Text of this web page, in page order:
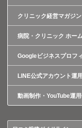
クリニック経営マガジン
病院・クリニック ホー
Googleビジネスプロフ
LINE公式アカウント運
動画制作・YouTube運